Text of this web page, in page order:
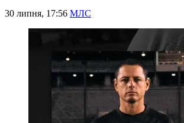
30 липня, 17:56 МЛС